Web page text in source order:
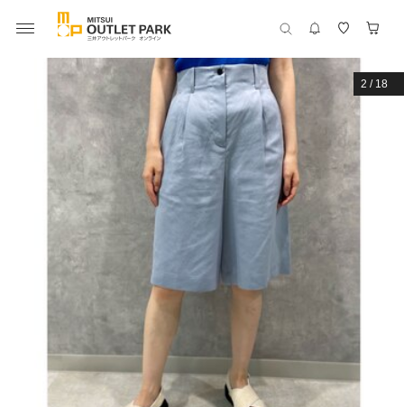
2 / 18